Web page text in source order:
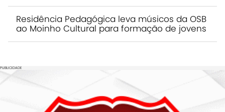
Residência Pedagógica leva músicos da OSB
ao Moinho Cultural para formação de jovens
PUBLICIDADE